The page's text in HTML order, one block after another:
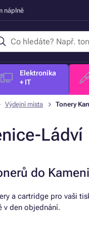
náplně
Elektronika
+ IT
Výdejní místa Tonery
Ládví
do
a cartridge pro vaši
v den objednání.